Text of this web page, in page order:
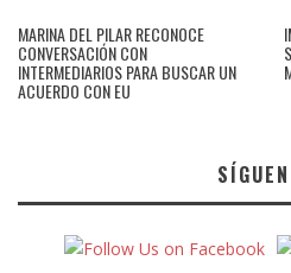
MARINA DEL PILAR RECONOCE
CONVERSACIÓN CON
INTERMEDIARIOS PARA BUSCAR UN
ACUERDO CON EU